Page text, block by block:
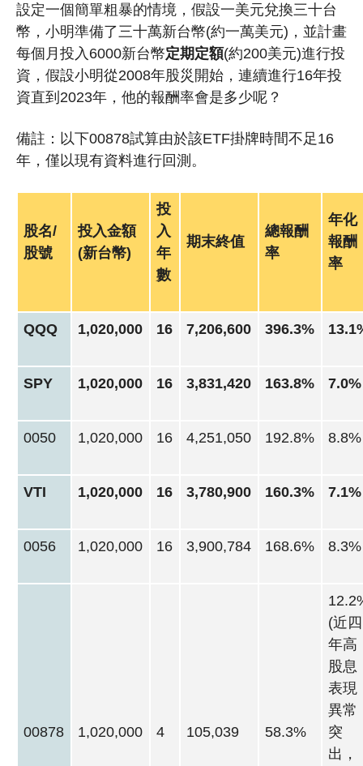
設定一個簡單粗暴的情境，假設一美元兌換三十台
幣，小明準備了三十萬新台幣(約一萬美元)，並計畫
每個月投入6000新台幣定期定額(約200美元)進行投
資，假設小明從2008年股災開始，連續進行16年投
資直到2023年，他的報酬率會是多少呢？
備註：以下00878試算由於該ETF掛牌時間不足16
年，僅以現有資料進行回測。
股名/
股號
投入金額
(新台幣)
投
入
年
數
期末終值
總報酬
率
年化
報酬
率
QQQ 1,020,000 16 7,206,600 396.3%
SPY 1,020,000 16 3,831,420 163.8% 7.0%
0050 1,020,000 16 4,251,050 192.8% 8.8%
VTI 1,020,000 16 3,780,900 160.3% 7.1%
0056 1,020,000 16 3,900,784 168.6% 8.3%
00878 1,020,000 4 105,039 58.3%
(近四
年高
股息
表現
異常
突
出，